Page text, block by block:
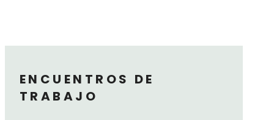
ENCUENTROS DE
TRABAJO